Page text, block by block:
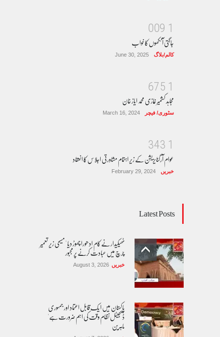
1
9
0
0
جاگتی آنکھوں کا خواب
کالم/بلاگ June 30, 2025
1
5
7
6
مجاہد کشمیر غازی محمد ایاز خان
سٹوری/ فیچر March 16, 2024
1
3
4
3
عوام آرگنایزیشن کے زیر اہتمام مشاورتی اجلاس کا انعقاد
خبریں February 29, 2024
Latest Posts
ٹھیکیدار نے کام ادھورا چھوڑ دیا ' مسیحی زیر تعمیر
چرچ میں عبادت کرنے پر مجبور
خبریں August 3, 2026
پاکستان مِیں ا یک قابل اعتماد اور جمہوری
ڈیجیٹل نظام وقت کی اہم ضرورت ہے'
ماہرین